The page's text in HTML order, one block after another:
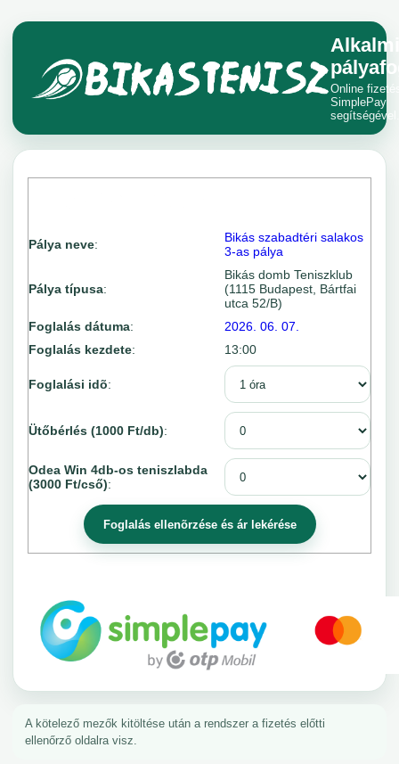
Alkalmi
Online
SimplePay
segítségével.
Pálya neve:
Bikás szabadtéri salakos
3-as pálya
Pálya típusa:
Bikás domb Teniszklub
(1115 Budapest, Bártfai
utca 52/B)
Foglalás dátuma:
2026. 06. 07.
Foglalás kezdete: 13:00
Foglalási idõ:
Ütőbérlés (1000 Ft/db):
Odea Win 4db-os teniszlabda
(3000 Ft/cső):
A kötelező mezők kitöltése után a rendszer a fizetés előtti
ellenőrző oldalra visz.